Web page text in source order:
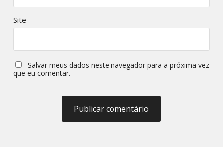
Site
Salvar meus dados neste navegador para a próxima vez
que eu comentar.